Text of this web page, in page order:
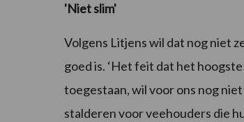
'Niet slim'
Volgens Litjens wil dat nog niet
goed is. ‘Het feit dat het
toegestaan, wil voor ons nog
stalderen voor veehouders die